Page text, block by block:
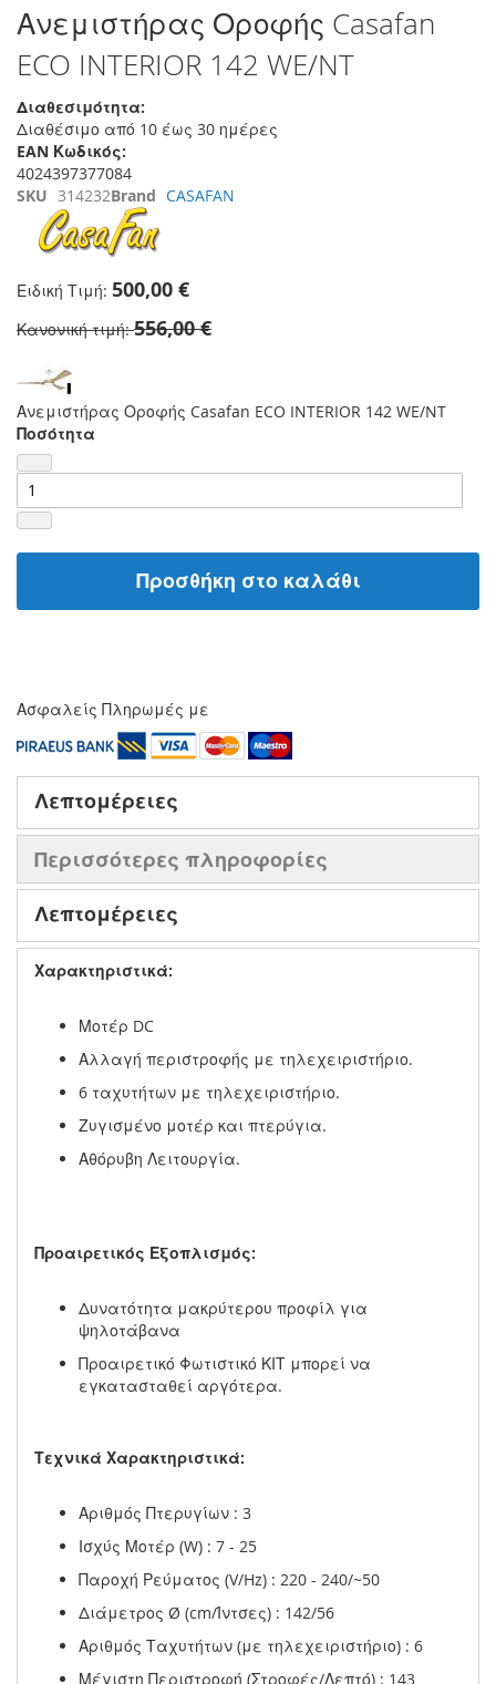
Μετάβαση
στην
αρχή
της
συλλογής
εικόνων
Ανεμιστήρας Οροφής Casafan
ECO INTERIOR 142 WE/NT
Διαθεσιμότητα:
Διαθέσιμο από 10 έως 30 ημέρες
EAN Κωδικός:
4024397377084
SKU 314232Brand CASAFAN
Ειδική Τιμή 500,00 €
Κανονική τιμή 556,00 €
Ανεμιστήρας Οροφής Casafan ECO INTERIOR 142 WE/NT
Ποσότητα
Προσθήκη στο καλάθι
Ασφαλείς Πληρωμές με
Λεπτομέρειες
Περισσότερες πληροφορίες
Λεπτομέρειες
Χαρακτηριστικά:
Μοτέρ DC
Αλλαγή περιστροφής με τηλεχειριστήριο.
6 ταχυτήτων με τηλεχειριστήριο.
Ζυγισμένο μοτέρ και πτερύγια.
Αθόρυβη Λειτουργία.
Προαιρετικός Εξοπλισμός:
Δυνατότητα μακρύτερου προφίλ για
ψηλοτάβανα
Προαιρετικό Φωτιστικό ΚΙΤ μπορεί να
εγκατασταθεί αργότερα.
Τεχνικά Χαρακτηριστικά:
Αριθμός Πτερυγίων : 3
Ισχύς Μοτέρ (W) : 7 - 25
Παροχή Ρεύματος (V/Hz) : 220 - 240/~50
Διάμετρος Ø (cm/Ίντσες) : 142/56
Αριθμός Ταχυτήτων (με τηλεχειριστήριο) : 6
Μέγιστη Περιστροφή (Στροφές/Λεπτό) : 143